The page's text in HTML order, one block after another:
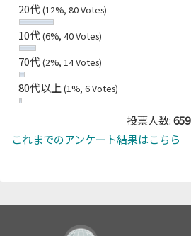
20代(12%, 80 Votes)
10代(6%, 40 Votes)
70代(2%, 14 Votes)
80代以上 (1%, 6 Votes)
投票人数:659
これまでのアンケート結果はこちら